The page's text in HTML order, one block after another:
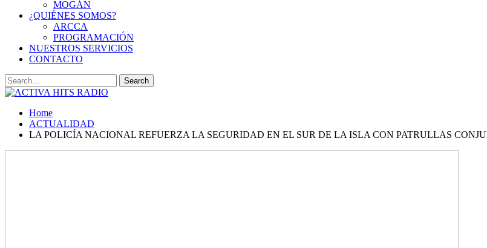
MOGÁN
¿QUIÉNES SOMOS?
ARCCA
PROGRAMACIÓN
NUESTROS SERVICIOS
CONTACTO
Home
ACTUALIDAD
LA POLICÍA NACIONAL REFUERZA LA SEGURIDAD EN EL SUR DE LA ISLA CON PATRULLAS